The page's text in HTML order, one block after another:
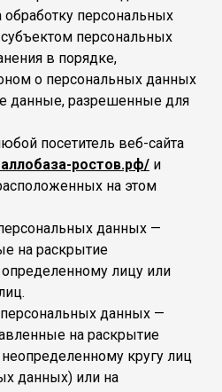
обработку персональных
персональных
в порядке,
о персональных данных
данные, разрешенные для
посетитель веб-сайта
ростов.рф/ и
на этом
данных —
на раскрытие
лицу или
данных —
на раскрытие
кругу лиц
данных) или на